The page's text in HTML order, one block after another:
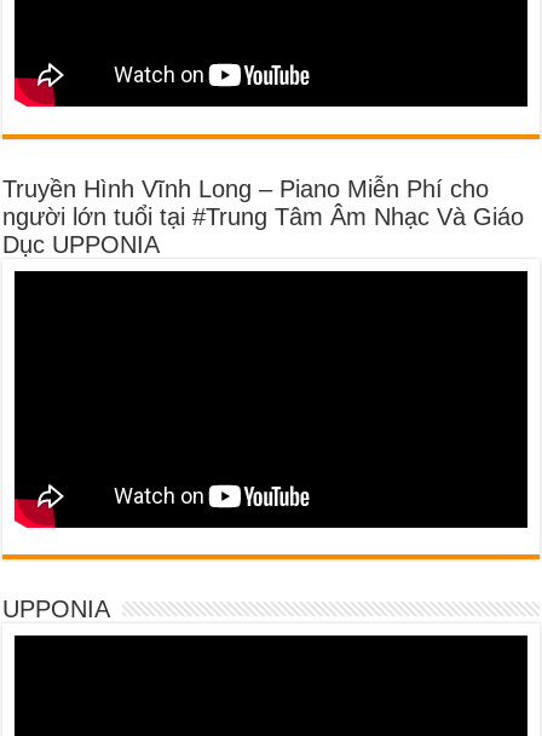
Truyền Hình Vĩnh Long – Piano Miễn Phí cho
người lớn tuổi tại #Trung Tâm Âm Nhạc Và Giáo
Dục UPPONIA
UPPONIA